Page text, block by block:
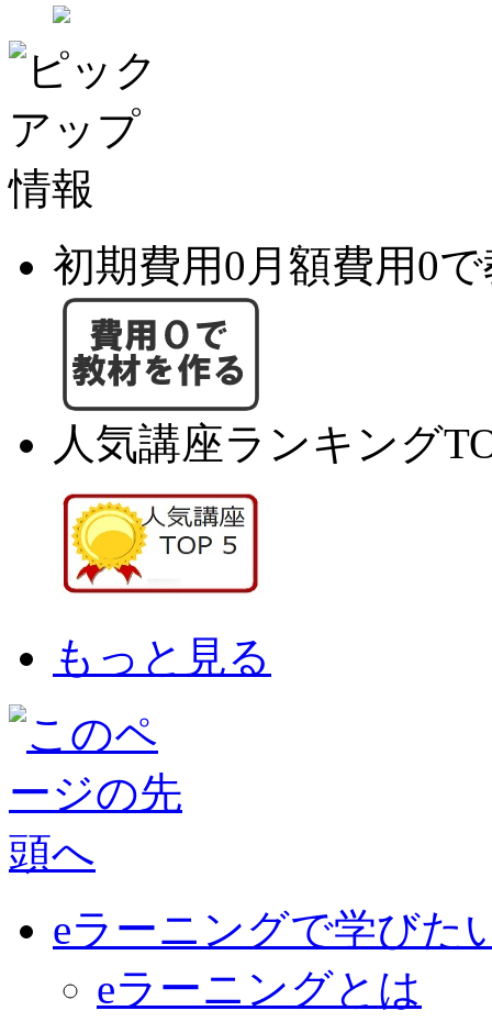
初期費用0月額費用0
人気講座ランキング
もっと見る
eラーニングで学びた
eラーニングとは